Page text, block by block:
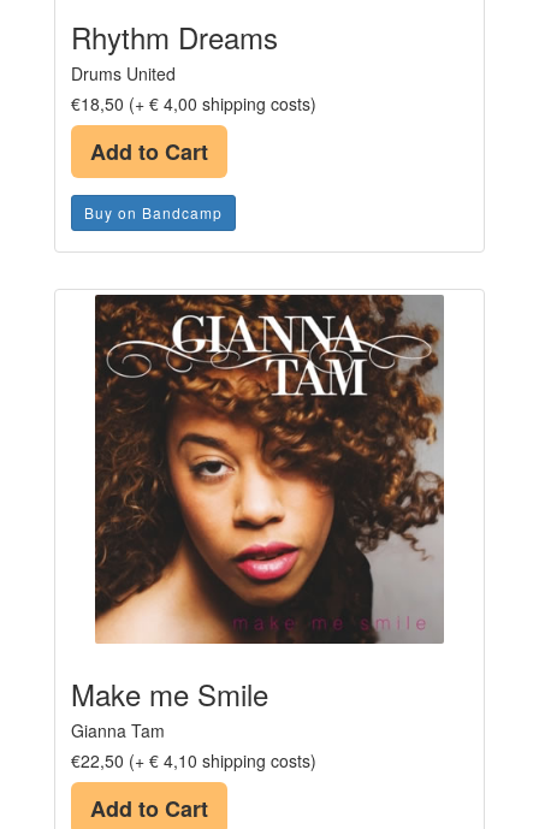
Rhythm Dreams
Drums United
€18,50 (+ € 4,00 shipping costs)
Add to Cart
Buy on Bandcamp
Make me Smile
Gianna Tam
€22,50 (+ € 4,10 shipping costs)
Add to Cart